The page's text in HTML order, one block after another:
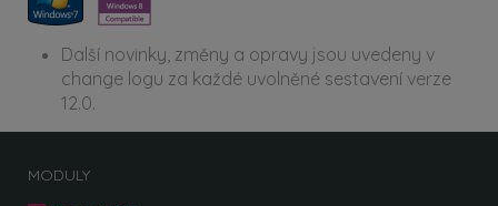
Další novinky, změny a opravy jsou uvedeny v
change logu za každé uvolněné sestavení verze
12.0.
MODULY